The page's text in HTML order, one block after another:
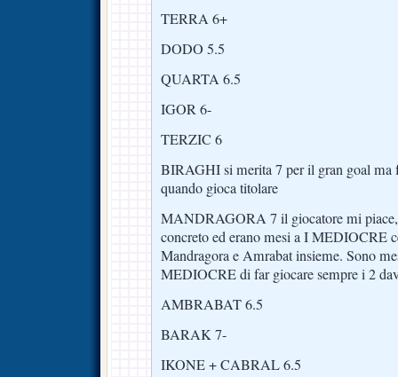
TERRA 6+
DODO 5.5
QUARTA 6.5
IGOR 6-
TERZIC 6
BIRAGHI si merita 7 per il gran goal ma
quando gioca titolare
MANDRAGORA 7 il giocatore mi
concreto ed erano mesi a I MEDIOCRE
Mandragora e Amrabat insieme. Sono
MEDIOCRE di far giocare sempre i 2
AMBRABAT 6.5
BARAK 7-
IKONE + CABRAL 6.5